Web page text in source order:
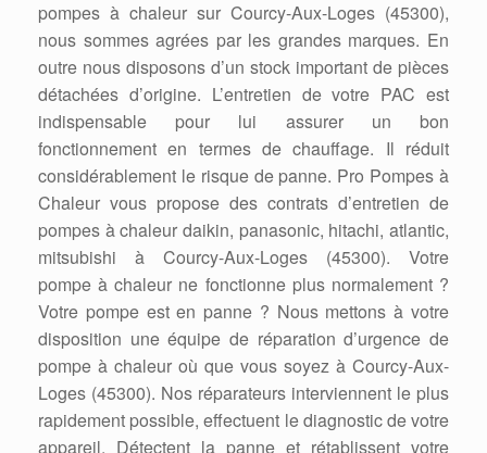
pompes à chaleur sur Courcy-Aux-Loges (45300),
nous sommes agrées par les grandes marques. En
outre nous disposons d’un stock important de pièces
détachées d’origine. L’entretien de votre PAC est
indispensable pour lui assurer un bon
fonctionnement en termes de chauffage. Il réduit
considérablement le risque de panne. Pro Pompes à
Chaleur vous propose des contrats d’entretien de
pompes à chaleur daikin, panasonic, hitachi, atlantic,
mitsubishi à Courcy-Aux-Loges (45300). Votre
pompe à chaleur ne fonctionne plus normalement ?
Votre pompe est en panne ? Nous mettons à votre
disposition une équipe de réparation d’urgence de
pompe à chaleur où que vous soyez à Courcy-Aux-
Loges (45300). Nos réparateurs interviennent le plus
rapidement possible, effectuent le diagnostic de votre
appareil. Détectent la panne et rétablissent votre